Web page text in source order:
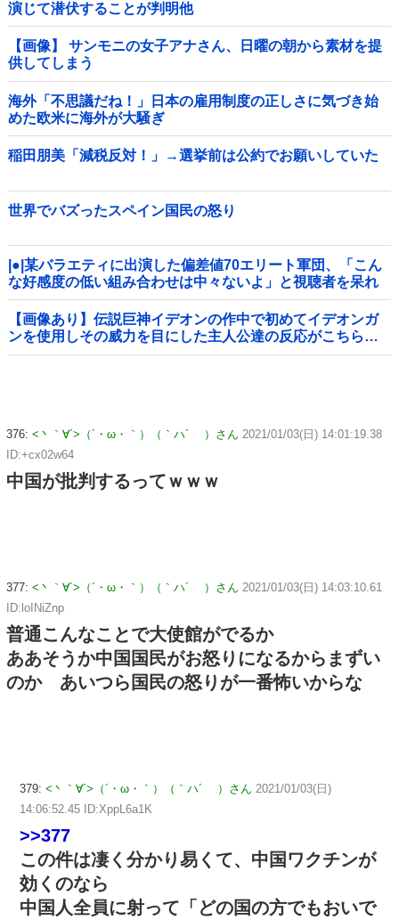
演じて潜伏することが判明他
【画像】 サンモニの女子アナさん、日曜の朝から素材を提
供してしまう
海外「不思議だね！」日本の雇用制度の正しさに気づき始
めた欧米に海外が大騒ぎ
稲田朋美「減税反対！」→選挙前は公約でお願いしていた
世界でバズったスペイン国民の怒り
|●|某バラエティに出演した偏差値70エリート軍団、「こん
な好感度の低い組み合わせは中々ないよ」と視聴者を呆れ
させてしまう
【画像あり】伝説巨神イデオンの作中で初めてイデオンガ
ンを使用しその威力を目にした主人公達の反応がこちら…
376: <丶｀∀´>（´・ω・｀）（｀ハ´ ）さん 2021/01/03(日) 14:01:19.38
ID:+cx02w64
中国が批判するってｗｗｗ
377: <丶｀∀´>（´・ω・｀）（｀ハ´ ）さん 2021/01/03(日) 14:03:10.61
ID:loINiZnp
普通こんなことで大使館がでるか
ああそうか中国国民がお怒りになるからまずい
のか あいつら国民の怒りが一番怖いからな
379: <丶｀∀´>（´・ω・｀）（｀ハ´ ）さん 2021/01/03(日)
14:06:52.45 ID:XppL6a1K
>>377
この件は凄く分かり易くて、中国ワクチンが
効くのなら
中国人全員に射って「どの国の方でもおいで